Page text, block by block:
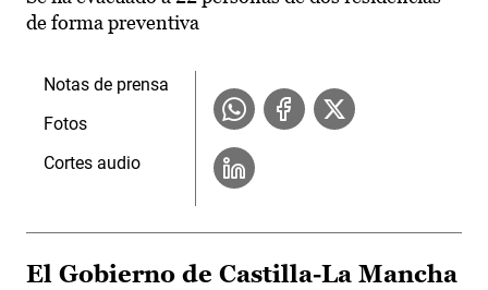
de forma preventiva
Notas de prensa
Fotos
Cortes audio
El Gobierno de Castilla-La Mancha